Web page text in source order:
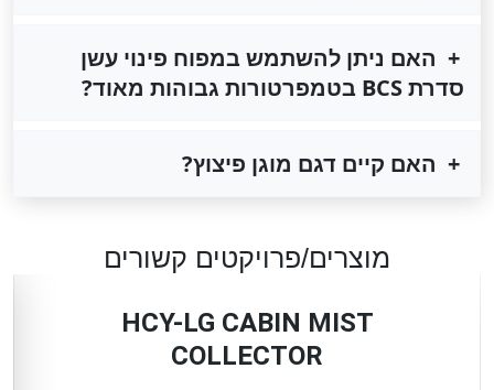
האם ניתן להשתמש במפוח פינוי עשן
סדרת BCS בטמפרטורות גבוהות מאוד?
האם קיים דגם מוגן פיצוץ?
מוצרים/פרויקטים קשורים
HCY-LG CABIN MIST
COLLECTOR